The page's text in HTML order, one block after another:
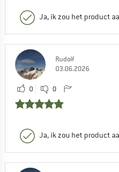
Ja, ik zou het product
Rudolf
03.06.2026
0 0
Ja, ik zou het product